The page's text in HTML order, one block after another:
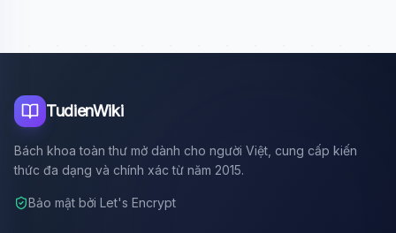
TudienWiki
Bách khoa toàn thư mở dành cho người Việt, cung cấp kiến
thức đa dạng và chính xác từ năm 2015.
Bảo mật bởi Let's Encrypt